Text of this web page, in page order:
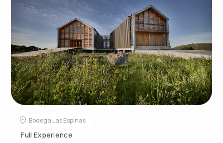
Bodega Las Espinas
Full Experience